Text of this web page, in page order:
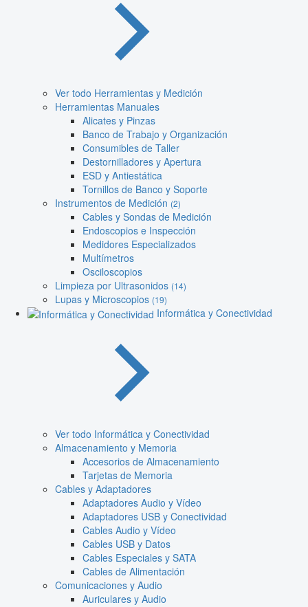
Ver todo Herramientas y Medición
Herramientas Manuales
Alicates y Pinzas
Banco de Trabajo y Organización
Consumibles de Taller
Destornilladores y Apertura
ESD y Antiestática
Tornillos de Banco y Soporte
Instrumentos de Medición (2)
Cables y Sondas de Medición
Endoscopios e Inspección
Medidores Especializados
Multímetros
Osciloscopios
Limpieza por Ultrasonidos (14)
Lupas y Microscopios (19)
Informática y Conectividad
Ver todo Informática y Conectividad
Almacenamiento y Memoria
Accesorios de Almacenamiento
Tarjetas de Memoria
Cables y Adaptadores
Adaptadores Audio y Vídeo
Adaptadores USB y Conectividad
Cables Audio y Vídeo
Cables USB y Datos
Cables Especiales y SATA
Cables de Alimentación
Comunicaciones y Audio
Auriculares y Audio